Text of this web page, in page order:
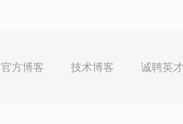
官方博客 技术博客 诚聘英才